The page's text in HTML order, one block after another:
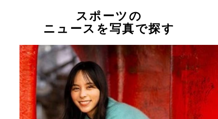
スポーツの
ニュースを写真で探す